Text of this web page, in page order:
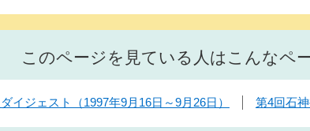
このページを見ている人はこんなペ
イジェスト（1997年9月16日～9月26日） 第4回石